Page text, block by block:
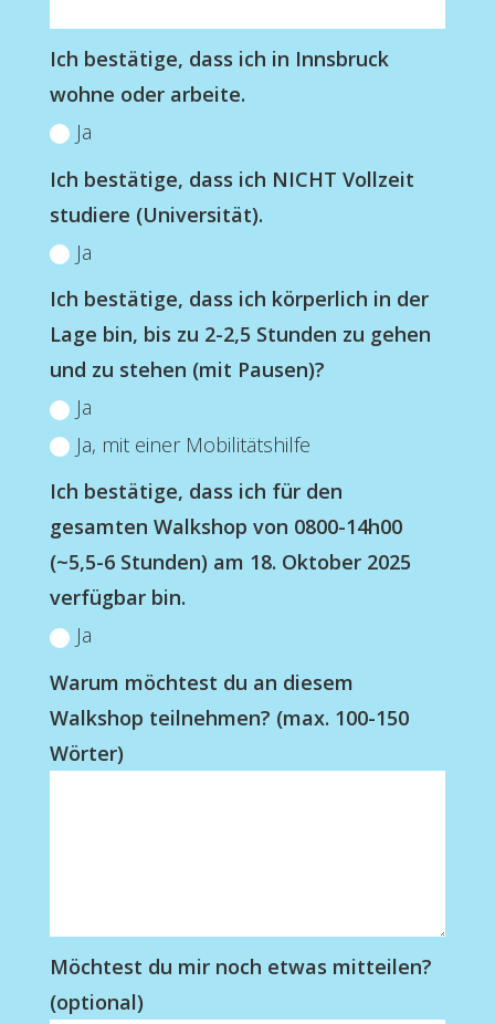
Ich bestätige, dass ich in Innsbruck
wohne oder arbeite.
Ja
Ich bestätige, dass ich NICHT Vollzeit
studiere (Universität).
Ja
Ich bestätige, dass ich körperlich in der
Lage bin, bis zu 2-2,5 Stunden zu gehen
und zu stehen (mit Pausen)?
Ja
Ja, mit einer Mobilitätshilfe
Ich bestätige, dass ich für den
gesamten Walkshop von 0800-14h00
(~5,5-6 Stunden) am 18. Oktober 2025
verfügbar bin.
Ja
Warum möchtest du an diesem
Walkshop teilnehmen? (max. 100-150
Wörter)
Möchtest du mir noch etwas mitteilen?
(optional)